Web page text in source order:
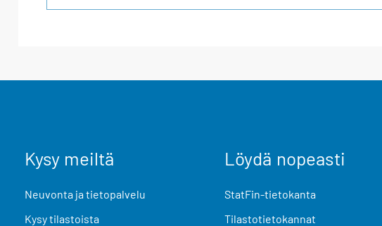
Kysy meiltä
Neuvonta ja tietopalvelu
Kysy tilastoista
Löydä nopeasti
StatFin-tietokanta
Tilastotietokannat